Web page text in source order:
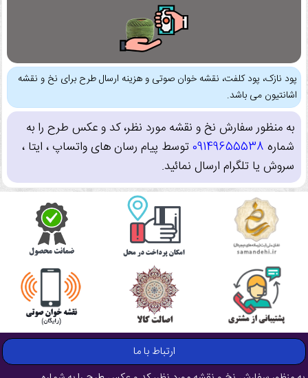
پود نازک، پود کلفت، نقشه خوان صوتی و هزینه ارسال طرح برای نخ و نقشه
اشانتیون می باشد.
به منظور سفارش نخ و نقشه مورد نظر، کد و عکس طرح را به
شماره 09149655538توسط پیام رسان های واتساپ ، ایتا ،
سروش یا تلگرام ارسال نمائید.
ارتباط با ما